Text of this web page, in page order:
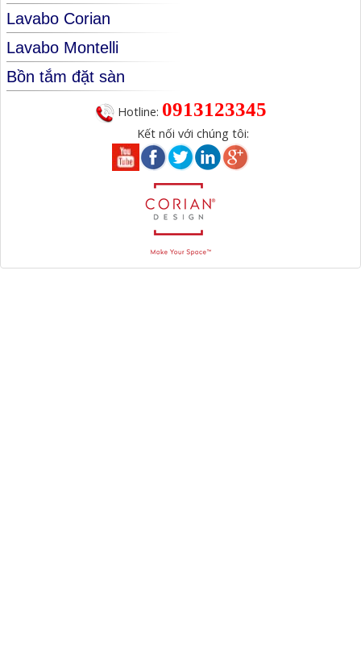
Lavabo Corian
Lavabo Montelli
Bồn tắm đặt sàn
Hotline: 0913123345
Kết nối với chúng tôi: